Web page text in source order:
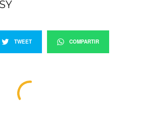
TWEET COMPARTIR